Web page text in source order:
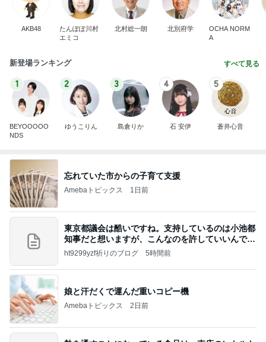
AKB48
たんぽぽ川村
エミコ
北村総一朗 北別府学
OCHA NORM
A
新登場ランキング すべて見る
1
BEYOOOOO
NDS
2
ゆうこりん
3
島倉りか
4
石 安伊
5
蒼井心音
忘れていた市からの子育て支援
Amebaトピックス 1日前
東京都議会は酷いですね。支持しているのは小池都
知事だと想いますが、こんなのを許していいんです
か？
ht9299yzf祈りのブログ 5時間前
娘と汗だくで運んだ重いコピー機
Amebaトピックス 2日前